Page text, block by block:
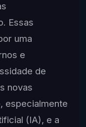
Essas
uma
e
de
novas
especialmente
(IA), e a